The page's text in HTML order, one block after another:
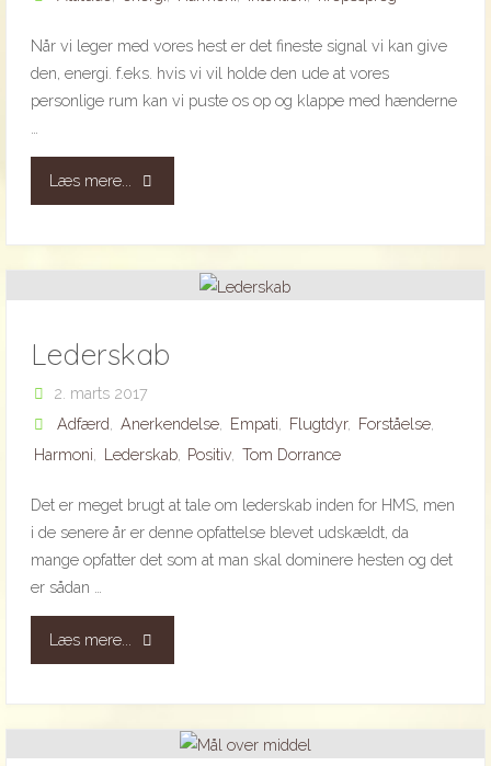
Når vi leger med vores hest er det fineste signal vi kan give
den, energi. f.eks. hvis vi vil holde den ude at vores
personlige rum kan vi puste os op og klappe med hænderne
Læs mere... "Energi"
Lederskab
2. marts 2017
Adfærd
Anerkendelse, Empati Flugtdyr, Forståelse,
Harmoni
Lederskab, Positiv, Tom Dorrance
Det er meget brugt at tale om lederskab inden for HMS, men
i de senere år er denne opfattelse blevet udskældt, da
mange opfatter det som at man skal dominere hesten og det
er sådan …
Læs mere... "Lederskab"